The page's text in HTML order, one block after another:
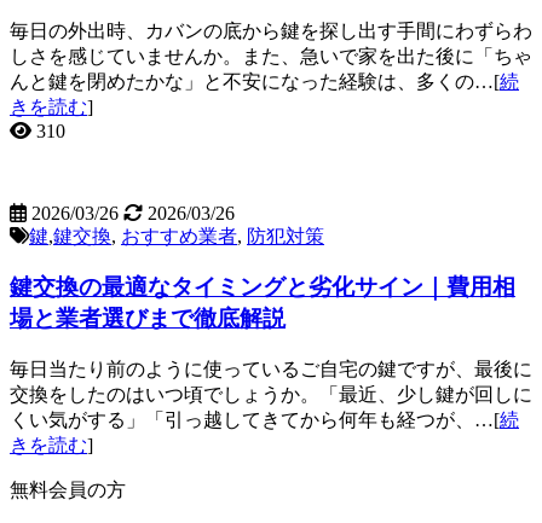
毎日の外出時、カバンの底から鍵を探し出す手間にわずらわ
しさを感じていませんか。また、急いで家を出た後に「ちゃ
んと鍵を閉めたかな」と不安になった経験は、多くの…[続
きを読む]
310
2026/03/26
2026/03/26
鍵,鍵交換, おすすめ業者, 防犯対策
鍵交換の最適なタイミングと劣化サイン｜費用相
場と業者選びまで徹底解説
毎日当たり前のように使っているご自宅の鍵ですが、最後に
交換をしたのはいつ頃でしょうか。「最近、少し鍵が回しに
くい気がする」「引っ越してきてから何年も経つが、…[続
きを読む]
無料会員の方